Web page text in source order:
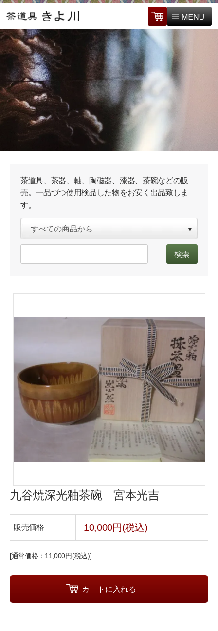
茶道具、茶器、軸、陶磁器、漆器、茶碗などの販
売。一品づつ使用検品した物をお安く出品致しま
す。
九谷焼深光釉茶碗 宮本光吉
販売価格 10,000円(税込)
[通常価格：11,000円(税込)]